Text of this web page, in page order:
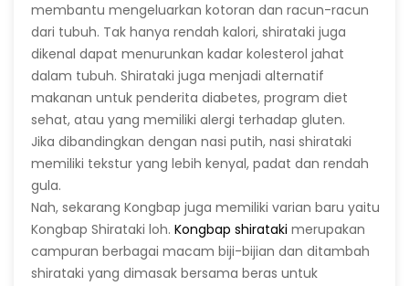
membantu mengeluarkan kotoran dan racun-racun
dari tubuh. Tak hanya rendah kalori, shirataki juga
dikenal dapat menurunkan kadar kolesterol jahat
dalam tubuh. Shirataki juga menjadi alternatif
makanan untuk penderita diabetes, program diet
sehat, atau yang memiliki alergi terhadap gluten.
Jika dibandingkan dengan nasi putih, nasi shirataki
memiliki tekstur yang lebih kenyal, padat dan rendah
gula.
Nah, sekarang Kongbap juga memiliki varian baru yaitu
Kongbap Shirataki loh. Kongbap shirataki merupakan
campuran berbagai macam biji-bijian dan ditambah
shirataki yang dimasak bersama beras untuk